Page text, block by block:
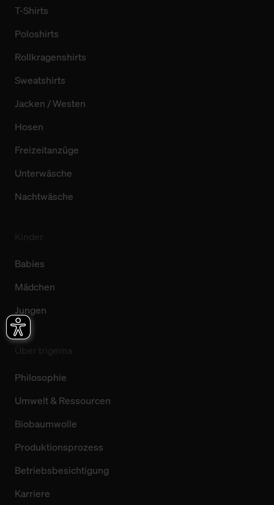
T-Shirts
Poloshirts
Rollkragenshirts
Sweatshirts
Jacken / Westen
Hosen
Freizeitanzüge
Unterwäsche
Nachtwäsche
Babies
Mädchen
Jungen
Philosophie
Umwelt & Ressourcen
Biobaumwolle
Produktionsprozess
Betriebsbesichtigung
Karriere